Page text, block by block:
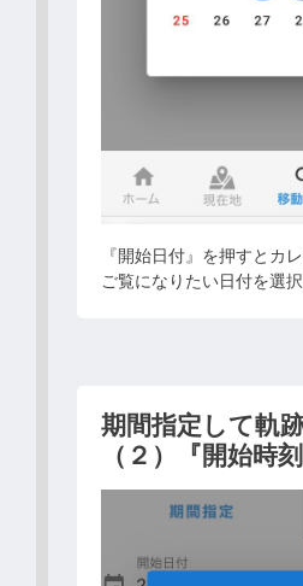
『開始日付』を押すとカ
ご覧になりたい日付を選択
期間指定して軌
（２）『開始時